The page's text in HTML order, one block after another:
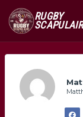
RUGBY